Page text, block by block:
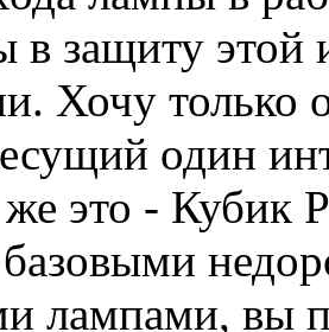
в защиту этой
Хочу только
один
это - Кубик
базовыми
лампами, вы